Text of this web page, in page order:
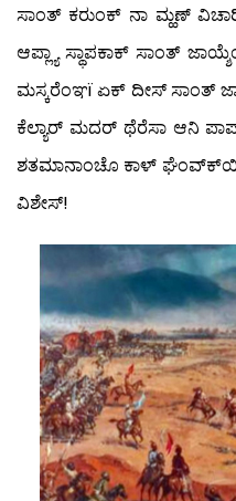
ಸಾಂತ್ ಕರುಂಕ್ ನಾ ಮ್ಹಣ್
ಆಪ್ಲ್ಯಾ ಸ್ಥಾಪಕಾಕ್ ಸಾಂತ್
ಮಸ್ಕರೆಂಞï ಏಕ್ ದೀಸ್ ಸಾಂತ್
ಕೆಲ್ಯಾರ್ ಮದರ್ ಥೆರೆಸಾ ಆನಿ
ಶತಮಾನಾಂಚೊ ಕಾಳ್ ಘೆಂವ್ಕ್‍ಯೀ
ವಿಶೇಸ್!